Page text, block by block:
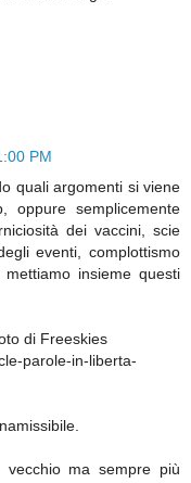
PM
quali argomenti si viene
oppure semplicemente
dei vaccini, scie
eventi, complottismo
insieme questi
di Freeskies
parole-in-liberta-
ma sempre più